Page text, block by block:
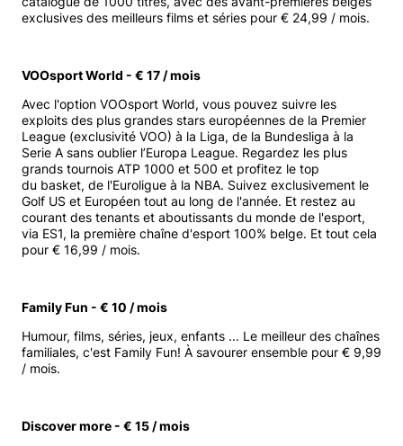
exclusives des meilleurs films et séries pour € 24,99 / mois.
VOOsport World - € 17 / mois
Avec l'option VOOsport World, vous pouvez suivre les
exploits des plus grandes stars européennes de la Premier
League (exclusivité VOO) à la Liga, de la Bundesliga à la
Serie A sans oublier l’Europa League. Regardez les plus
grands tournois ATP 1000 et 500 et profitez le top
du basket, de l'Euroligue à la NBA. Suivez exclusivement le
Golf US et Européen tout au long de l'année. Et restez au
courant des tenants et aboutissants du monde de l'esport,
via ES1, la première chaîne d'esport 100% belge. Et tout cela
pour € 16,99 / mois.
Family Fun - € 10 / mois
Humour, films, séries, jeux, enfants ... Le meilleur des chaînes
familiales, c'est Family Fun! À savourer ensemble pour € 9,99
/ mois.
Discover more - € 15 / mois